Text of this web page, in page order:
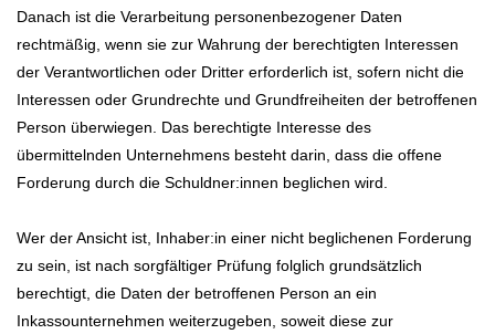
Danach ist die Verarbeitung personenbezogener Daten
rechtmäßig, wenn sie zur Wahrung der berechtigten Interessen
der Verantwortlichen oder Dritter erforderlich ist, sofern nicht die
Interessen oder Grundrechte und Grundfreiheiten der betroffenen
Person überwiegen. Das berechtigte Interesse des
übermittelnden Unternehmens besteht darin, dass die offene
Forderung durch die Schuldner:innen beglichen wird.
Wer der Ansicht ist, Inhaber:in einer nicht beglichenen Forderung
zu sein, ist nach sorgfältiger Prüfung folglich grundsätzlich
berechtigt, die Daten der betroffenen Person an ein
Inkassounternehmen weiterzugeben, soweit diese zur